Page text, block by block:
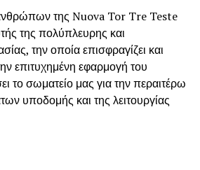
της Nuova Tor Tre Teste
της πολύπλευρης και
την οποία επισφραγίζει και
επιτυχημένη εφαρμογή του
το σωματείο μας για την περαιτέρω
υποδομής και της λειτουργίας